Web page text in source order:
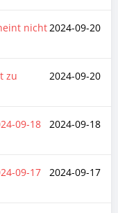
2024-09-20
nicht
2024-09-20
zu
2024-09-18
09-18
2024-09-17
09-17